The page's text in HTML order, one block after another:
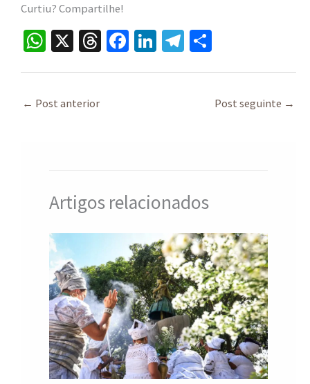
Curtiu? Compartilhe!
W
sA
X
T
Fa Li Te
e
← Post anterior Post seguinte →
Artigos relacionados